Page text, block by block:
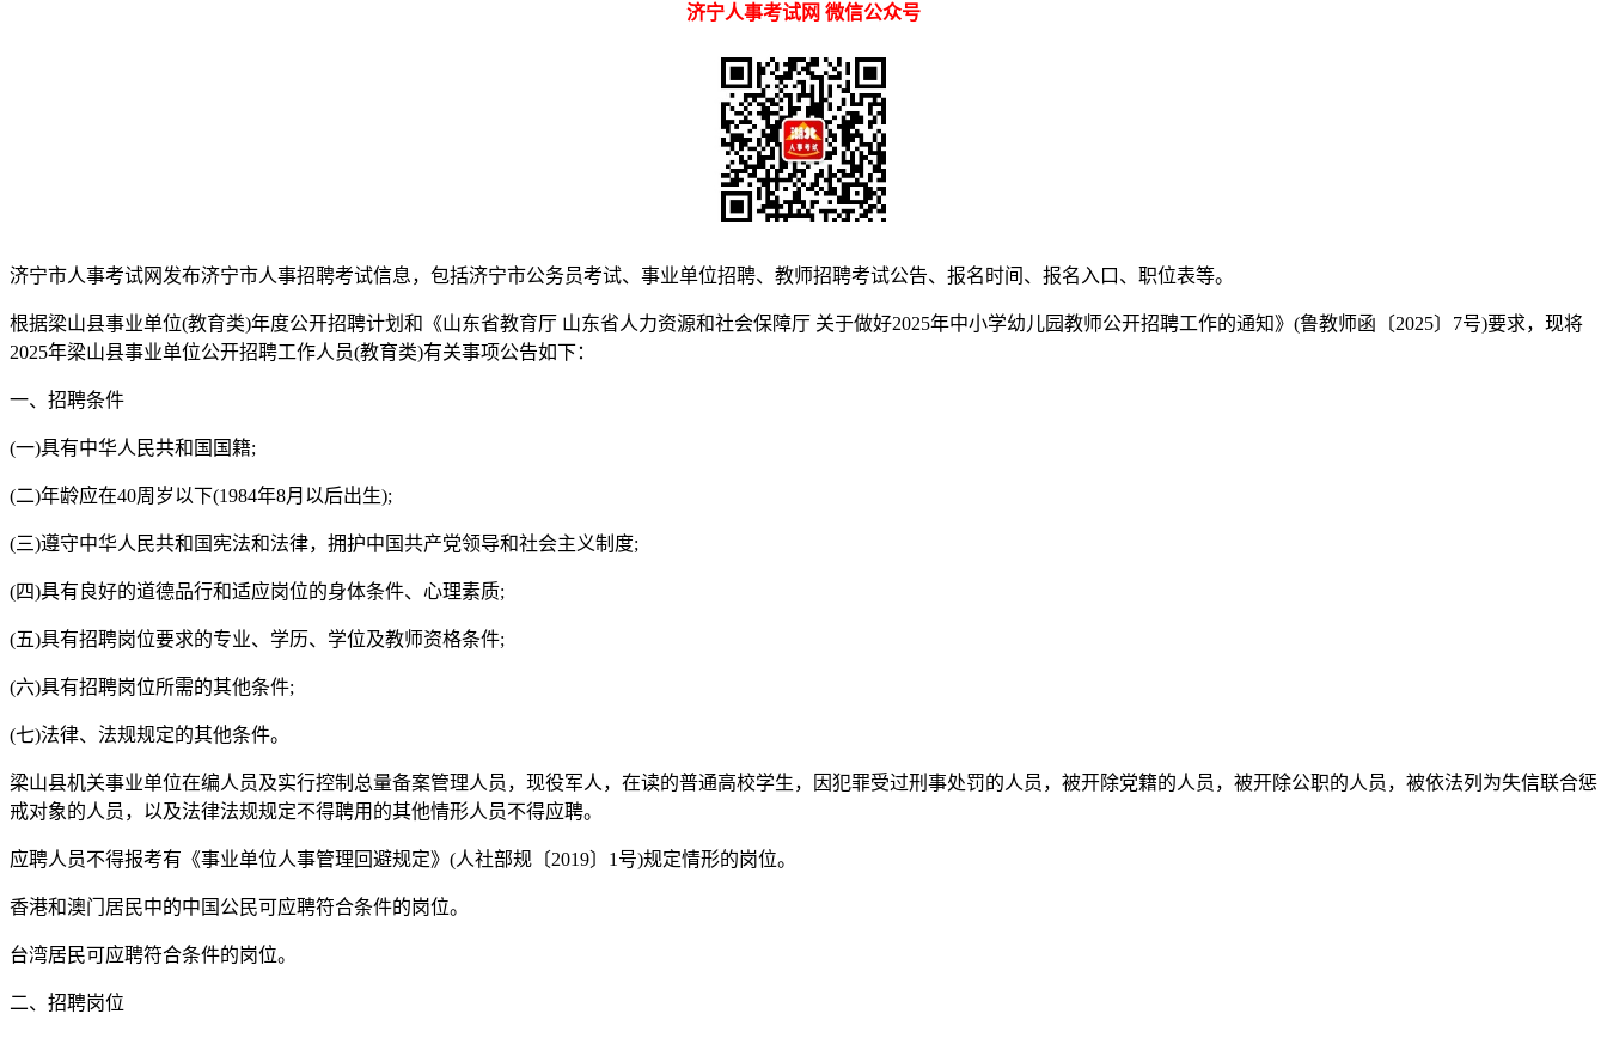
济宁人事考试网 微信公众号
济宁市人事考试网发布济宁市人事招聘考试信息，包括济宁市公务员考试、事业单位招聘、教师招聘考试公告、报名时间、报名入口、职位表等。
根据梁山县事业单位(教育类)年度公开招聘计划和《山东省教育厅 山东省人力资源和社会保障厅 关于做好2025年中小学幼儿园教师公开招聘工作的通知》(鲁教师函〔2025〕7号)要求，现将
2025年梁山县事业单位公开招聘工作人员(教育类)有关事项公告如下：
一、招聘条件
(一)具有中华人民共和国国籍;
(二)年龄应在40周岁以下(1984年8月以后出生);
(三)遵守中华人民共和国宪法和法律，拥护中国共产党领导和社会主义制度;
(四)具有良好的道德品行和适应岗位的身体条件、心理素质;
(五)具有招聘岗位要求的专业、学历、学位及教师资格条件;
(六)具有招聘岗位所需的其他条件;
(七)法律、法规规定的其他条件。
梁山县机关事业单位在编人员及实行控制总量备案管理人员，现役军人，在读的普通高校学生，因犯罪受过刑事处罚的人员，被开除党籍的人员，被开除公职的人员，被依法列为失信联合惩
戒对象的人员，以及法律法规规定不得聘用的其他情形人员不得应聘。
应聘人员不得报考有《事业单位人事管理回避规定》(人社部规〔2019〕1号)规定情形的岗位。
香港和澳门居民中的中国公民可应聘符合条件的岗位。
台湾居民可应聘符合条件的岗位。
二、招聘岗位